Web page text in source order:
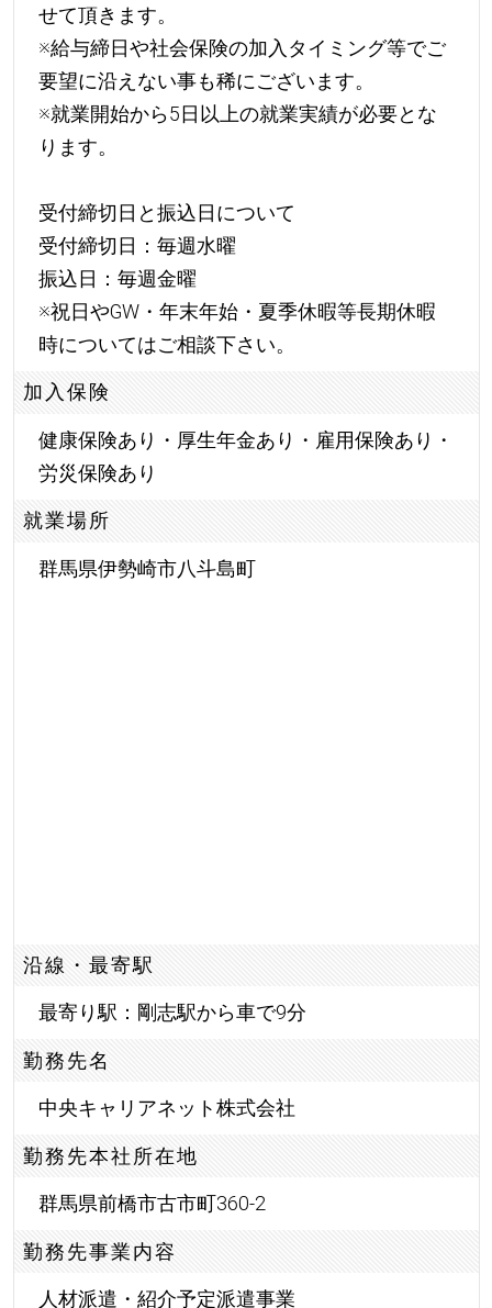
せて頂きます。
※給与締日や社会保険の加入タイミング等でご
要望に沿えない事も稀にございます。
※就業開始から5日以上の就業実績が必要とな
ります。
受付締切日と振込日について
受付締切日：毎週水曜
振込日：毎週金曜
※祝日やGW・年末年始・夏季休暇等長期休暇
時についてはご相談下さい。
加入保険
健康保険あり・厚生年金あり・雇用保険あり・
労災保険あり
就業場所
群馬県伊勢崎市八斗島町
沿線・最寄駅
最寄り駅：剛志駅から車で9分
勤務先名
中央キャリアネット株式会社
勤務先本社所在地
群馬県前橋市古市町360-2
勤務先事業内容
人材派遣・紹介予定派遣事業